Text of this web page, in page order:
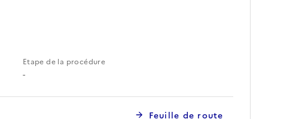
Etape de la procédure
-
Feuille de route